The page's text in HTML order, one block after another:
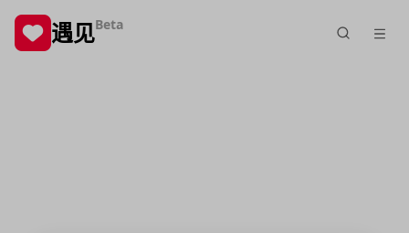
遇见Beta